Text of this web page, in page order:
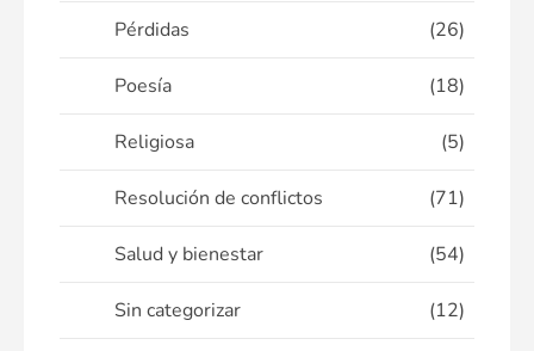
Pérdidas (26)
Poesía (18)
Religiosa (5)
Resolución de conflictos (71)
Salud y bienestar (54)
Sin categorizar (12)